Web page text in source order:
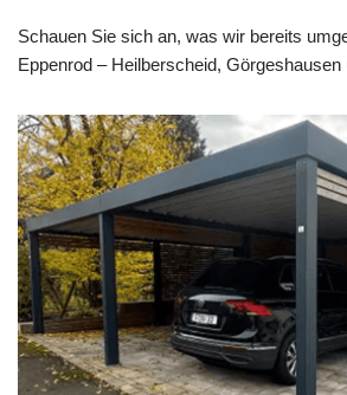
Schauen Sie sich an, was wir bereits
Eppenrod – Heilberscheid,